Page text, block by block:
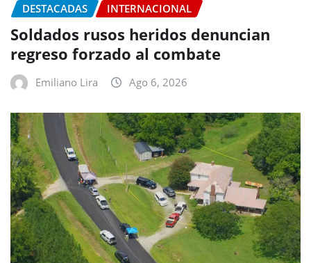
DESTACADAS INTERNACIONAL
Soldados rusos heridos denuncian
regreso forzado al combate
Emiliano Lira Ago 6, 2026